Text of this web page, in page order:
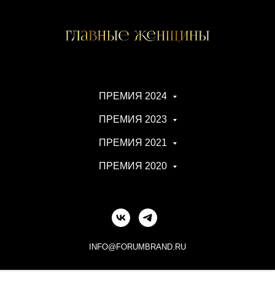
ПРЕМИЯ 2024
ПРЕМИЯ 2023
ПРЕМИЯ 2021
ПРЕМИЯ 2020
INFO@FORUMBRAND.RU